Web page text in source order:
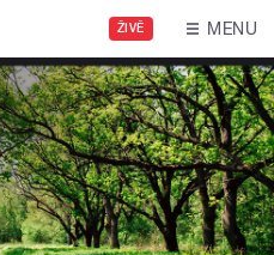
ŽIVĚ MENU